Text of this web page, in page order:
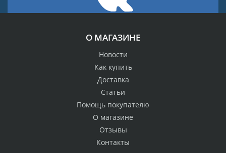
О МАГАЗИНЕ
Новости
Как купить
Доставка
Статьи
Помощь покупателю
О магазине
Отзывы
Контакты